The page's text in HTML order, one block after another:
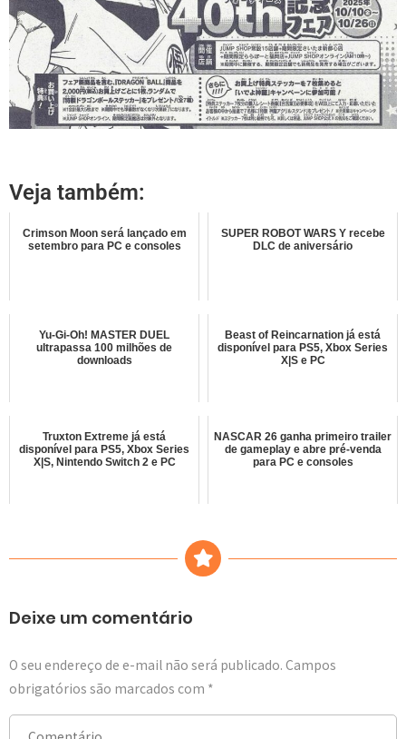
Veja também:
Crimson Moon será lançado em
setembro para PC e consoles
SUPER ROBOT WARS Y recebe
DLC de aniversário
Yu-Gi-Oh! MASTER DUEL
ultrapassa 100 milhões de
downloads
Beast of Reincarnation já está
disponível para PS5, Xbox Series
X|S e PC
Truxton Extreme já está
disponível para PS5, Xbox Series
X|S, Nintendo Switch 2 e PC
NASCAR 26 ganha primeiro trailer
de gameplay e abre pré-venda
para PC e consoles
Deixe um comentário
O seu endereço de e-mail não será publicado. Campos
obrigatórios são marcados com *